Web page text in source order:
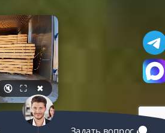
🔇 ⛶ ✖
Задать вопрос